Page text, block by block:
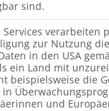
Bad
laden
sind.
Services verarbeiten
zur Nutzung
in den USA
ein Land mit
beispielsweise die
in
und